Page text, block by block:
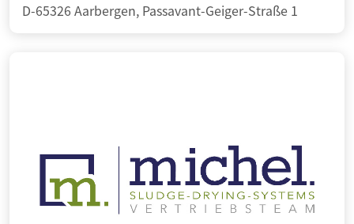
D-65326 Aarbergen, Passavant-Geiger-Straße 1